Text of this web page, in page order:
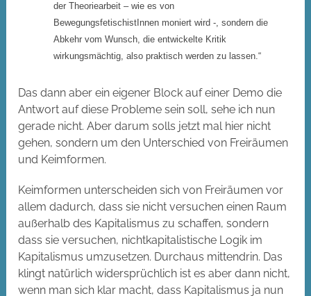
der Theoriearbeit – wie es von
BewegungsfetischistInnen moniert wird -, sondern die
Abkehr vom Wunsch, die entwickelte Kritik
wirkungsmächtig, also praktisch werden zu lassen.“
Das dann aber ein eigener Block auf einer Demo die
Antwort auf diese Probleme sein soll, sehe ich nun
gerade nicht. Aber darum solls jetzt mal hier nicht
gehen, sondern um den Unterschied von Freiräumen
und Keimformen.
Keimformen unterscheiden sich von Freiräumen vor
allem dadurch, dass sie nicht versuchen einen Raum
außerhalb des Kapitalismus zu schaffen, sondern
dass sie versuchen, nichtkapitalistische Logik im
Kapitalismus umzusetzen. Durchaus mittendrin. Das
klingt natürlich widersprüchlich ist es aber dann nicht,
wenn man sich klar macht, dass Kapitalismus ja nun